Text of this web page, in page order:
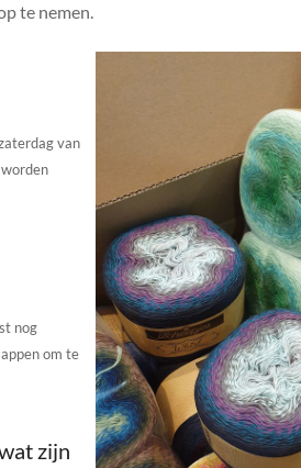
te nemen.
van
nog
om te
zijn